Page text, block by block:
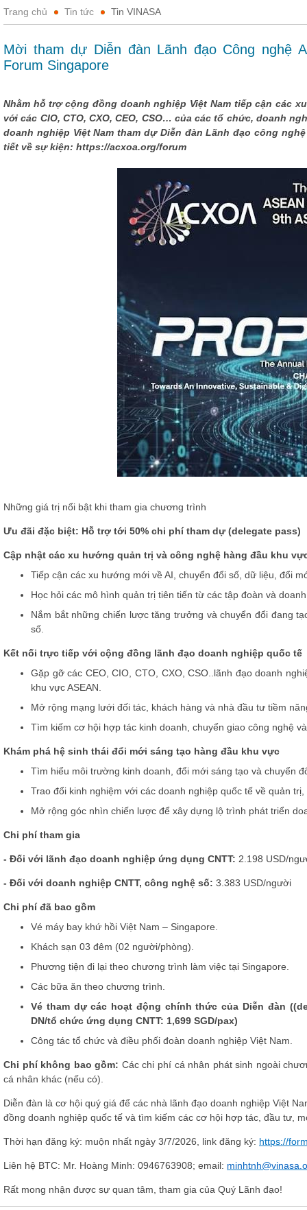
Trang chủ Tin tức Tin VINASA
Mời tham dự Diễn đàn Lãnh đạo Công nghệ
Forum Singapore
Nhằm hỗ trợ cộng đồng doanh nghiệp Việt Nam tiếp cận các
với các CIO, CTO, CXO, CEO, CSO… của các tổ chức, doanh
doanh nghiệp Việt Nam tham dự Diễn đàn Lãnh đạo công
tiết về sự kiện: https://acxoa.org/forum
Những giá trị nổi bật khi tham gia chương trình
Ưu đãi đặc biệt: Hỗ trợ tới 50% chi phí tham dự(delegate pass)
Cập nhật các xu hướng quản trị và công nghệ hàng đầu khu
Tiếp cận các xu hướng mới về AI, chuyển đổi số, dữ liệu, đổi
Học hỏi các mô hình quản trị tiên tiến từ các tập đoàn và
Nắm bắt những chiến lược tăng trưởng và chuyển đổi đang
số.
Kết nối trực tiếp với cộng đồng lãnh đạo doanh nghiệp quốc tế
Gặp gỡ các CEO, CIO, CTO, CXO, CSO.. lãnh đạo doanh
khu vực ASEAN.
Mở rộng mạng lưới đối tác, khách hàng và nhà đầu tư tiềm
Tìm kiếm cơ hội hợp tác kinh doanh, chuyển giao công nghệ
Khám phá hệ sinh thái đổi mới sáng tạo hàng đầu khu vực
Tìm hiểu môi trường kinh doanh, đổi mới sáng tạo và chuyển
Trao đổi kinh nghiệm với các doanh nghiệp quốc tế về quản
Mở rộng góc nhìn chiến lược để xây dựng lộ trình phát triển
Chi phí tham gia
- Đối với lãnh đạo doanh nghiệp ứng dụng CNTT: 2.198 USD/
- Đối với doanh nghiệp CNTT, công nghệ số: 3.383 USD/người
Chi phí đã bao gồm
Vé máy bay khứ hồi Việt Nam – Singapore.
Khách sạn 03 đêm (02 người/phòng).
Phương tiện đi lại theo chương trình làm việc tại Singapore.
Các bữa ăn theo chương trình.
Vé tham dự các hoạt động chính thức của Diễn đàn
DN/tổ chức ứng dụng CNTT: 1,699 SGD/pax)
Công tác tổ chức và điều phối đoàn doanh nghiệp Việt Nam.
Chi phí không bao gồm: Các chi phí cá nhân phát sinh ngoài
cá nhân khác (nếu có).
Diễn đàn là cơ hội quý giá để các nhà lãnh đạo doanh nghiệp Việt
đồng doanh nghiệp quốc tế và tìm kiếm các cơ hội hợp tác, đầu tư,
Thời hạn đăng ký: muộn nhất ngày 3/7/2026, link đăng ký: https://
Liên hệ BTC: Mr. Hoàng Minh: 0946763908; email:
Rất mong nhận được sự quan tâm, tham gia của Quý Lãnh đạo!